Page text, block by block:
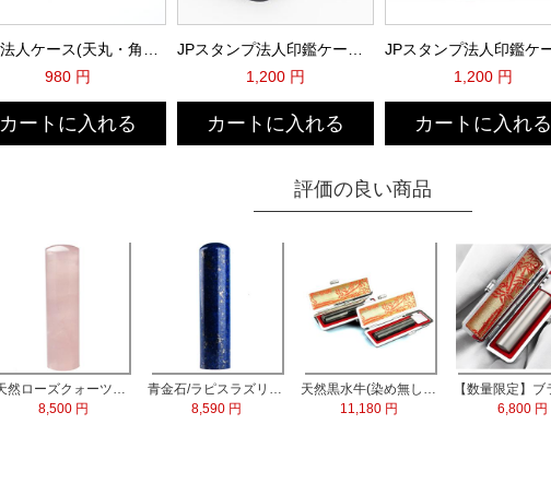
980 円
カートに入れる
1,200 円
カートに入れる
1,200 円
カートに入れる
評価の良い商品
天然ローズクォーツ水晶 実印13.5mm
8,500 円
青金石/ラピスラズリ 実印60x15.0mm
8,590 円
天然黒水牛(染め無し) 実印60x16.5mm/銀行印60x13.5mm 2本セット
11,180 円
6,800 円